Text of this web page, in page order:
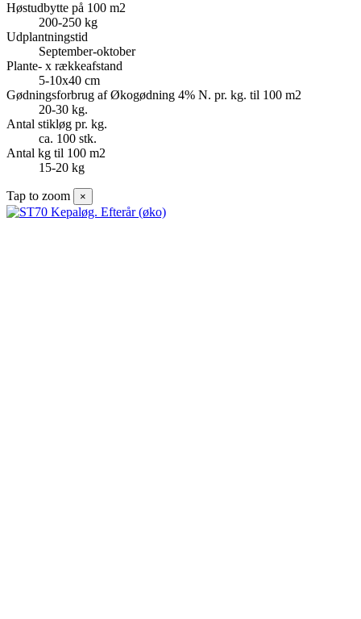
Høstudbytte på 100 m2
200-250 kg
Udplantningstid
September-oktober
Plante- x rækkeafstand
5-10x40 cm
Gødningsforbrug af Økogødning 4% N. pr. kg. til 100 m2
20-30 kg.
Antal stikløg pr. kg.
ca. 100 stk.
Antal kg til 100 m2
15-20 kg
Tap to zoom ×